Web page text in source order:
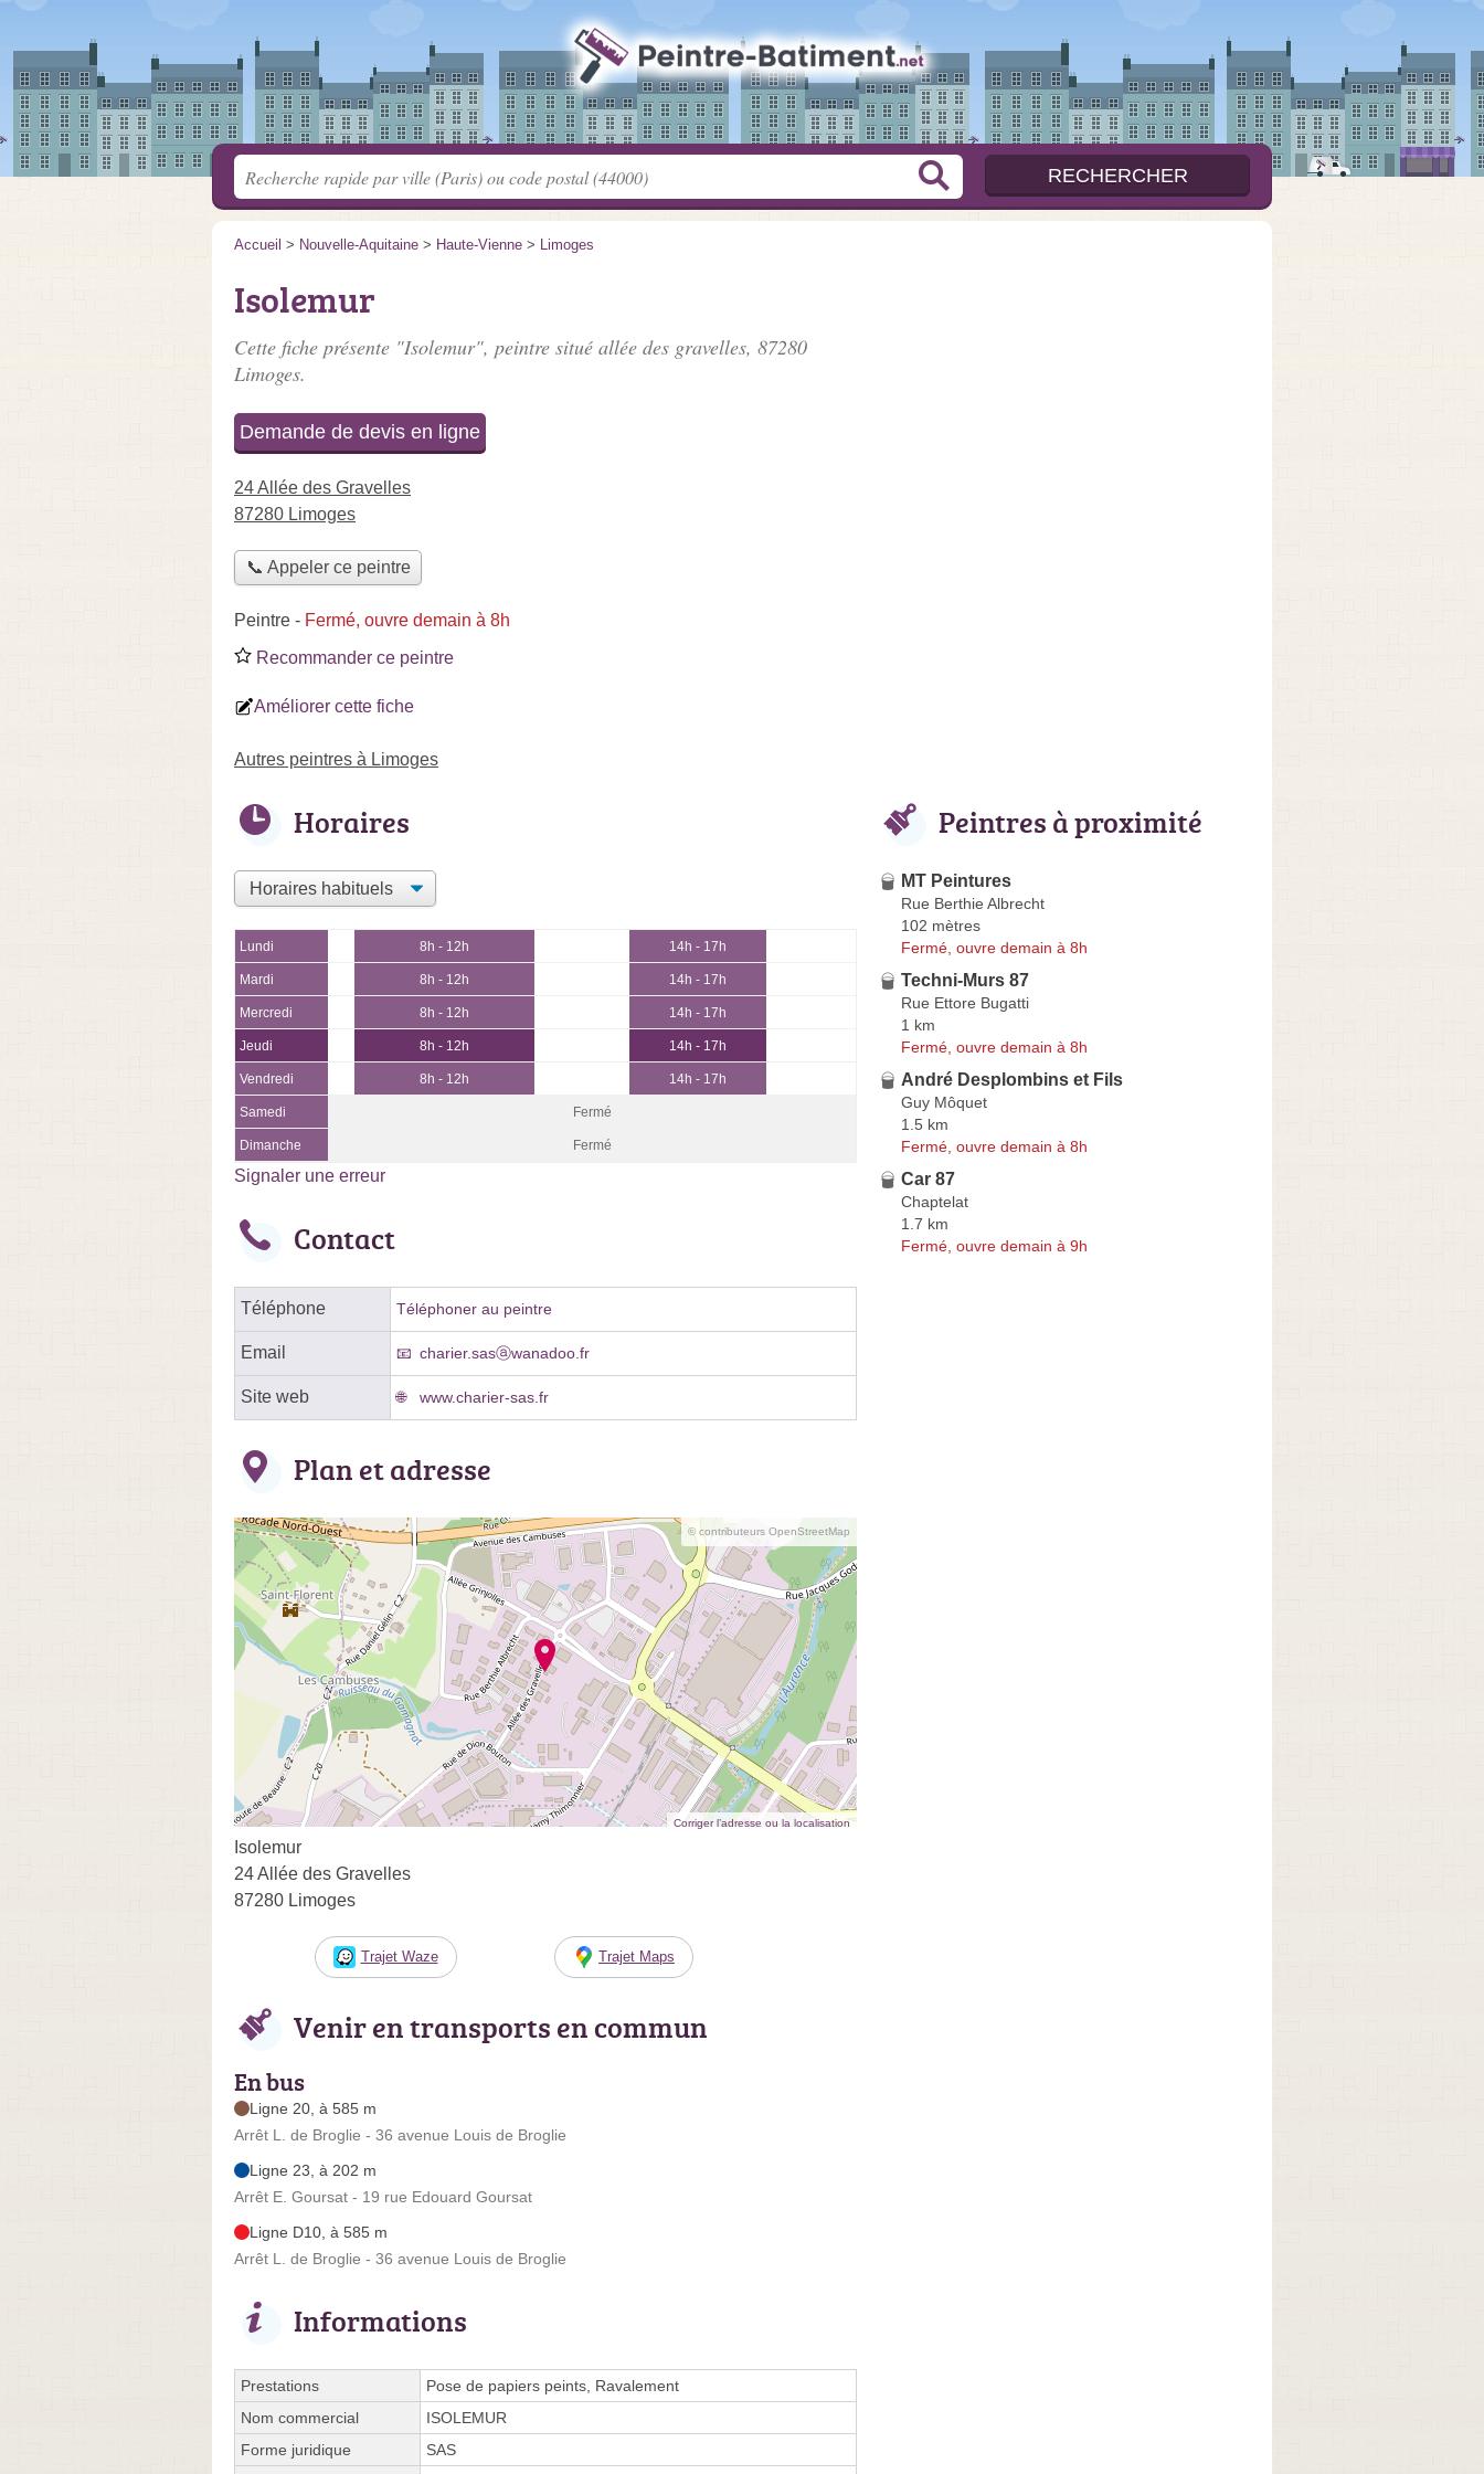
Accueil > Nouvelle-Aquitaine > Haute-Vienne > Limoges
Isolemur
Cette fiche présente "Isolemur", peintre situé allée des gravelles, 87280
Limoges.
Demande de devis en ligne
24 Allée des Gravelles
87280 Limoges
📞 Appeler ce peintre
Peintre - Fermé, ouvre demain à 8h
Recommander ce peintre
Améliorer cette fiche
Autres peintres à Limoges
Horaires
Lundi 8h - 12h 14h - 17h
Mardi 8h - 12h 14h - 17h
Mercredi 8h - 12h 14h - 17h
Jeudi 8h - 12h 14h - 17h
Vendredi 8h - 12h 14h - 17h
Samedi Fermé
Dimanche Fermé
Signaler une erreur
Contact
Téléphone Téléphoner au peintre
Email charier.sasⓐwanadoo.fr
Site web www.charier-sas.fr
Plan et adresse
© contributeurs OpenStreetMap
Corriger l’adresse ou la localisation
Isolemur
24 Allée des Gravelles
87280 Limoges
Trajet Waze Trajet Maps
Venir en transports en commun
En bus
Ligne 20, à 585 m
Arrêt L. de Broglie - 36 avenue Louis de Broglie
Ligne 23, à 202 m
Arrêt E. Goursat - 19 rue Edouard Goursat
Ligne D10, à 585 m
Arrêt L. de Broglie - 36 avenue Louis de Broglie
Informations
Prestations
Pose de papiers peints, Ravalement
Nom commercial
ISOLEMUR
Forme juridique
SAS
Peintres à proximité
MT Peintures
Rue Berthie Albrecht
102 mètres
Fermé, ouvre demain à 8h
Techni-Murs 87
Rue Ettore Bugatti
1 km
Fermé, ouvre demain à 8h
André Desplombins et Fils
Guy Môquet
1.5 km
Fermé, ouvre demain à 8h
Car 87
Chaptelat
1.7 km
Fermé, ouvre demain à 9h